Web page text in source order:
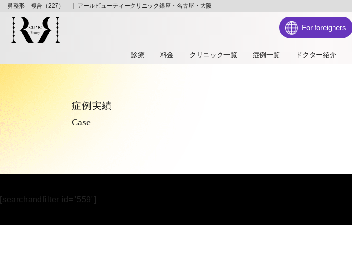
鼻整形－複合（227）－｜ アールビューティークリニック銀座・名古屋・大阪
For foreigners
診療 料⾦ クリニック一覧 症例一覧 ドクター紹介
症例実績
Case
[searchandfilter id="559"]